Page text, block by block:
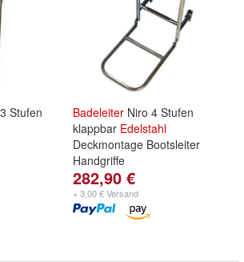
Stufen
Badeleiter Niro 4 Stufen
klappbar Edelstahl
Deckmontage Bootsleiter
Handgriffe
282,90 €
+ 3,00 € Versand